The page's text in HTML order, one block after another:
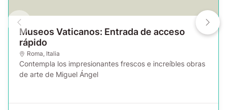
Museos Vaticanos: Entrada de acceso
rápido
Roma, Italia
Contempla los impresionantes frescos e increíbles obras
de arte de Miguel Ángel